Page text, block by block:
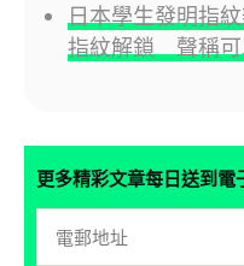
日本學生發明指
指紋解鎖 聲稱可
更多精彩文章每日送到電